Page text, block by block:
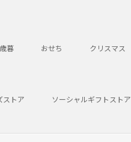
暮 おせち クリスマス
ストア ソーシャルギフトストア